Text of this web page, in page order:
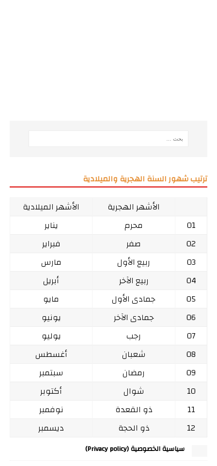
ترتيب شهور السنة الهجرية والميلادية
الأشهر الهجرية
الأشهر الميلادية
01
محرم
يناير
02
صفر
فبراير
03
ربيع الأول
مارس
04
ربيع الآخر
أبريل
05
جمادى الأول
مايو
06
جمادى الآخر
يونيو
07
رجب
يوليو
08
شعبان
أغسطس
09
رمضان
سبتمبر
10
شوال
أكتوبر
11
ذو القعدة
نوفمبر
12
ذو الحجة ديسمبر
سياسية الخصوصية (Privacy policy)